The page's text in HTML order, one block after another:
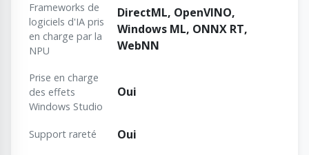
Frameworks de
logiciels d'IA pris
en charge par la
NPU
DirectML, OpenVINO,
Windows ML, ONNX RT,
WebNN
Prise en charge
des effets
Windows Studio
Oui
Support rareté Oui